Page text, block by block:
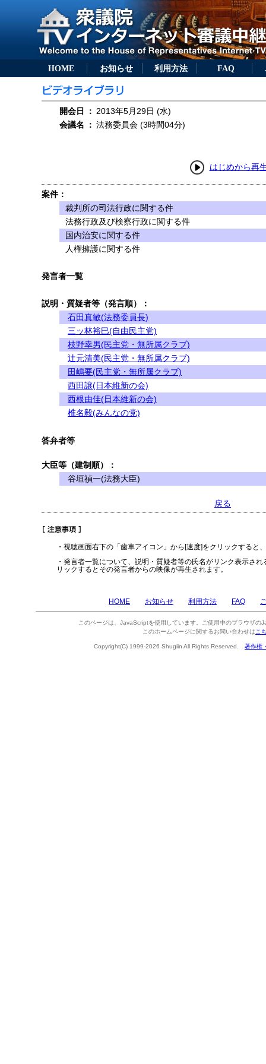
HOME お知らせ 利用方法 FAQ
開会日 ： 2013年5月29日 (水)
会議名
： 法務委員会 (3時間04分)
はじめから再
案件：
裁判所の司法行政に関する件
法務行政及び検察行政に関する件
国内治安に関する件
人権擁護に関する件
発言者一覧
説明・質疑者等（発言順）：
石田真敏(法務委員長)
三ッ林裕巳(自由民主党)
枝野幸男(民主党・無所属クラブ)
辻元清美(民主党・無所属クラブ)
田嶋要(民主党・無所属クラブ)
西田譲(日本維新の会)
西根由佳(日本維新の会)
椎名毅(みんなの党)
答弁者等
大臣等（建制順）：
谷垣禎一(法務大臣)
戻る
・視聴画面右下の「歯車アイコン」から[速度]をクリックすると
・発言者一覧について、説明・質疑者等の氏名がリンク表示さ
リックするとその発言者からの映像が再生されます。
HOME お知らせ 利用方法 FAQ
このページは、JavaScriptを使用しています。ご使用中のブラウザの
このホームページに関するお問い合わせは こ
Copyright(C) 1999-2026 Shugiin All Rights Reserved. 著作権